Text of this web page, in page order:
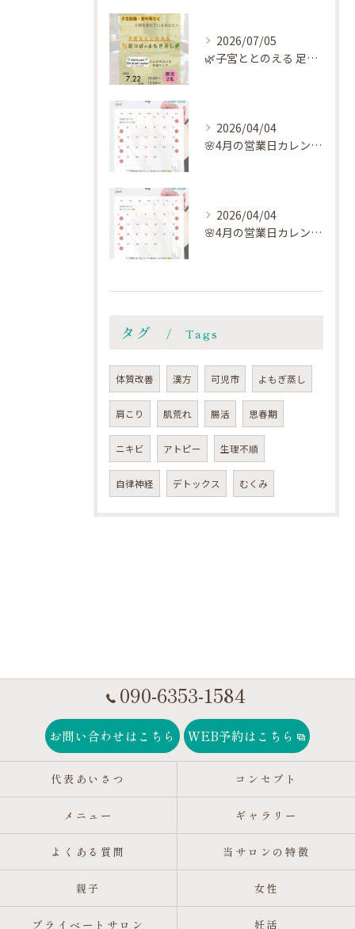
2026/07/05
🌿子宮ととのえる 足つぼ×よもぎ蒸し🌿
2026/04/04
🌸4月の営業日カレンダー🗓️です🌸
2026/04/04
🌸4月の営業日カレンダー🗓️です🌸
タグ Tags
体質改善 漢方 可児市 よもぎ蒸し
肩こり 肌荒れ 腸活 思春期
ニキビ アトピー 生理不順
自律神経 デトックス むくみ
090-6353-1584
お問い合わせはこちら WEB予約はこちら
代表あいさつ コンセプト
メニュー ギャラリー
よくある質問 当サロンの特徴
親子 女性
プライベートサロン 妊活